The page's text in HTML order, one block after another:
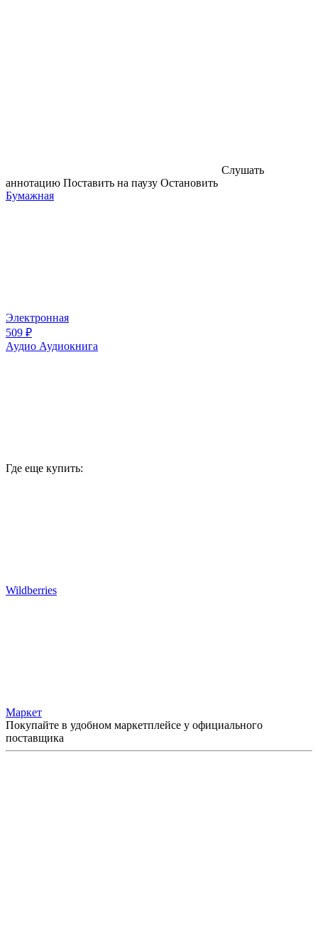
Слушать
аннотацию Поставить на паузу Остановить
Бумажная
Электронная
509 ₽
Аудио Аудиокнига
Где еще купить:
Wildberries
Маркет
Покупайте в удобном маркетплейсе у официального
поставщика